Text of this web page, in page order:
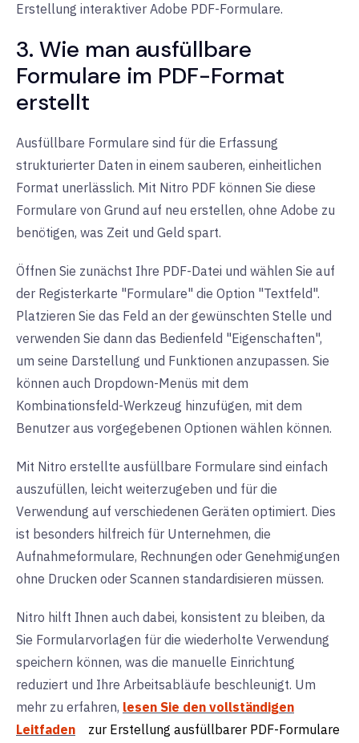
Erstellung interaktiver Adobe PDF-Formulare.
3. Wie man ausfüllbare
Formulare im PDF-Format
erstellt
Ausfüllbare Formulare sind für die Erfassung
strukturierter Daten in einem sauberen, einheitlichen
Format unerlässlich. Mit Nitro PDF können Sie diese
Formulare von Grund auf neu erstellen, ohne Adobe zu
benötigen, was Zeit und Geld spart.
Öffnen Sie zunächst Ihre PDF-Datei und wählen Sie auf
der Registerkarte "Formulare" die Option "Textfeld".
Platzieren Sie das Feld an der gewünschten Stelle und
verwenden Sie dann das Bedienfeld "Eigenschaften",
um seine Darstellung und Funktionen anzupassen. Sie
können auch Dropdown-Menüs mit dem
Kombinationsfeld-Werkzeug hinzufügen, mit dem
Benutzer aus vorgegebenen Optionen wählen können.
Mit Nitro erstellte ausfüllbare Formulare sind einfach
auszufüllen, leicht weiterzugeben und für die
Verwendung auf verschiedenen Geräten optimiert. Dies
ist besonders hilfreich für Unternehmen, die
Aufnahmeformulare, Rechnungen oder Genehmigungen
ohne Drucken oder Scannen standardisieren müssen.
Nitro hilft Ihnen auch dabei, konsistent zu bleiben, da
Sie Formularvorlagen für die wiederholte Verwendung
speichern können, was die manuelle Einrichtung
reduziert und Ihre Arbeitsabläufe beschleunigt. Um
mehr zu erfahren, lesen Sie den vollständigen
Leitfaden
zur Erstellung ausfüllbarer PDF-Formulare